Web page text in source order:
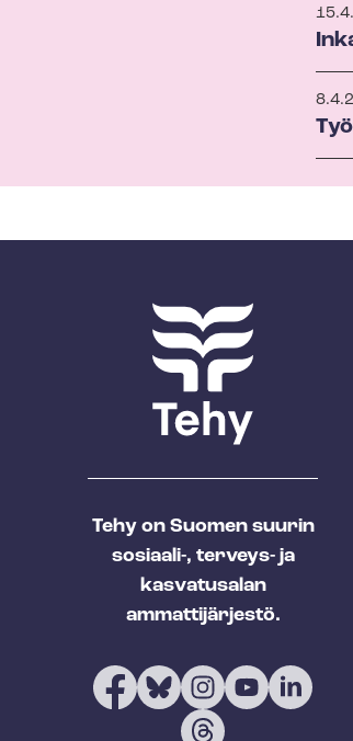
Tehy on Suomen suurin
sosiaali-, terveys- ja
kasvatusalan
ammattijärjestö.